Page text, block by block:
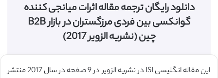
دانلود رایگان ترجمه مقاله اثرات میانجی کننده
گوانکسی بین فردی مرزگستران در بازار B2B
چین (نشریه الزویر 2017)
این مقاله انگلیسی ISI در نشریه الزویر در 9 صفحه در سال 2017 منتشر